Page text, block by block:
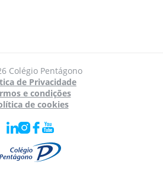
Colégio Pentágono
de Privacidade
e condições
de cookies
melhor experiência, utilizamos
semelhantes no nosso site.
acesse nossa
ePolítica de Cookies
todas as políticas